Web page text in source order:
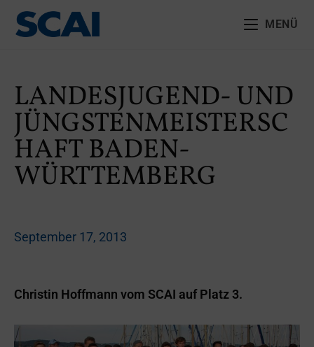
MENÜ
LANDESJUGEND- UND
JÜNGSTENMEISTERSC
HAFT BADEN-
WÜRTTEMBERG
September 17, 2013
Christin Hoffmann vom SCAI auf Platz 3.